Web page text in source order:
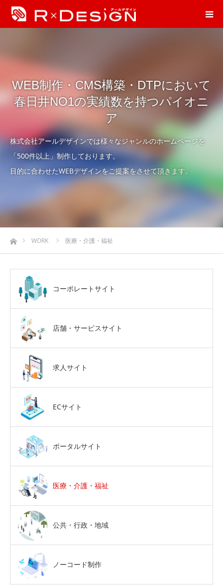
WEB制作・CMS構築・DTPにおいて
春日井NO1の実績数を持つパイオニ
ア
株式会社アールデザインでは様々なジャンルのホームページを
「500件以上」制作しております。
目的に合わせたWEBデザインをご提案をさせて頂きます。
ホームWORK 医療・介護・福祉
コーポレートサイト
店舗・サービスサイト
求人サイト
ECサイト
ポータルサイト
医療・介護・福祉
公共・行政・地域
ノーコード制作